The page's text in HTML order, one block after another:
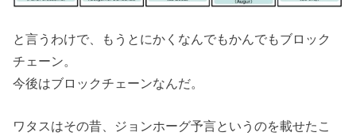
と言うわけで、もうとにかくなんでもかんでもブロック
チェーン。
今後はブロックチェーンなんだ。
ワタスはその昔、ジョンホーグ予言というのを載せたこ